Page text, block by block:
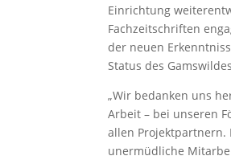
Einrichtung
Fachzeitschriften
der neuen
Status des
„Wir bedanken uns
Arbeit – bei unseren
allen Projektpartnern.
unermüdliche